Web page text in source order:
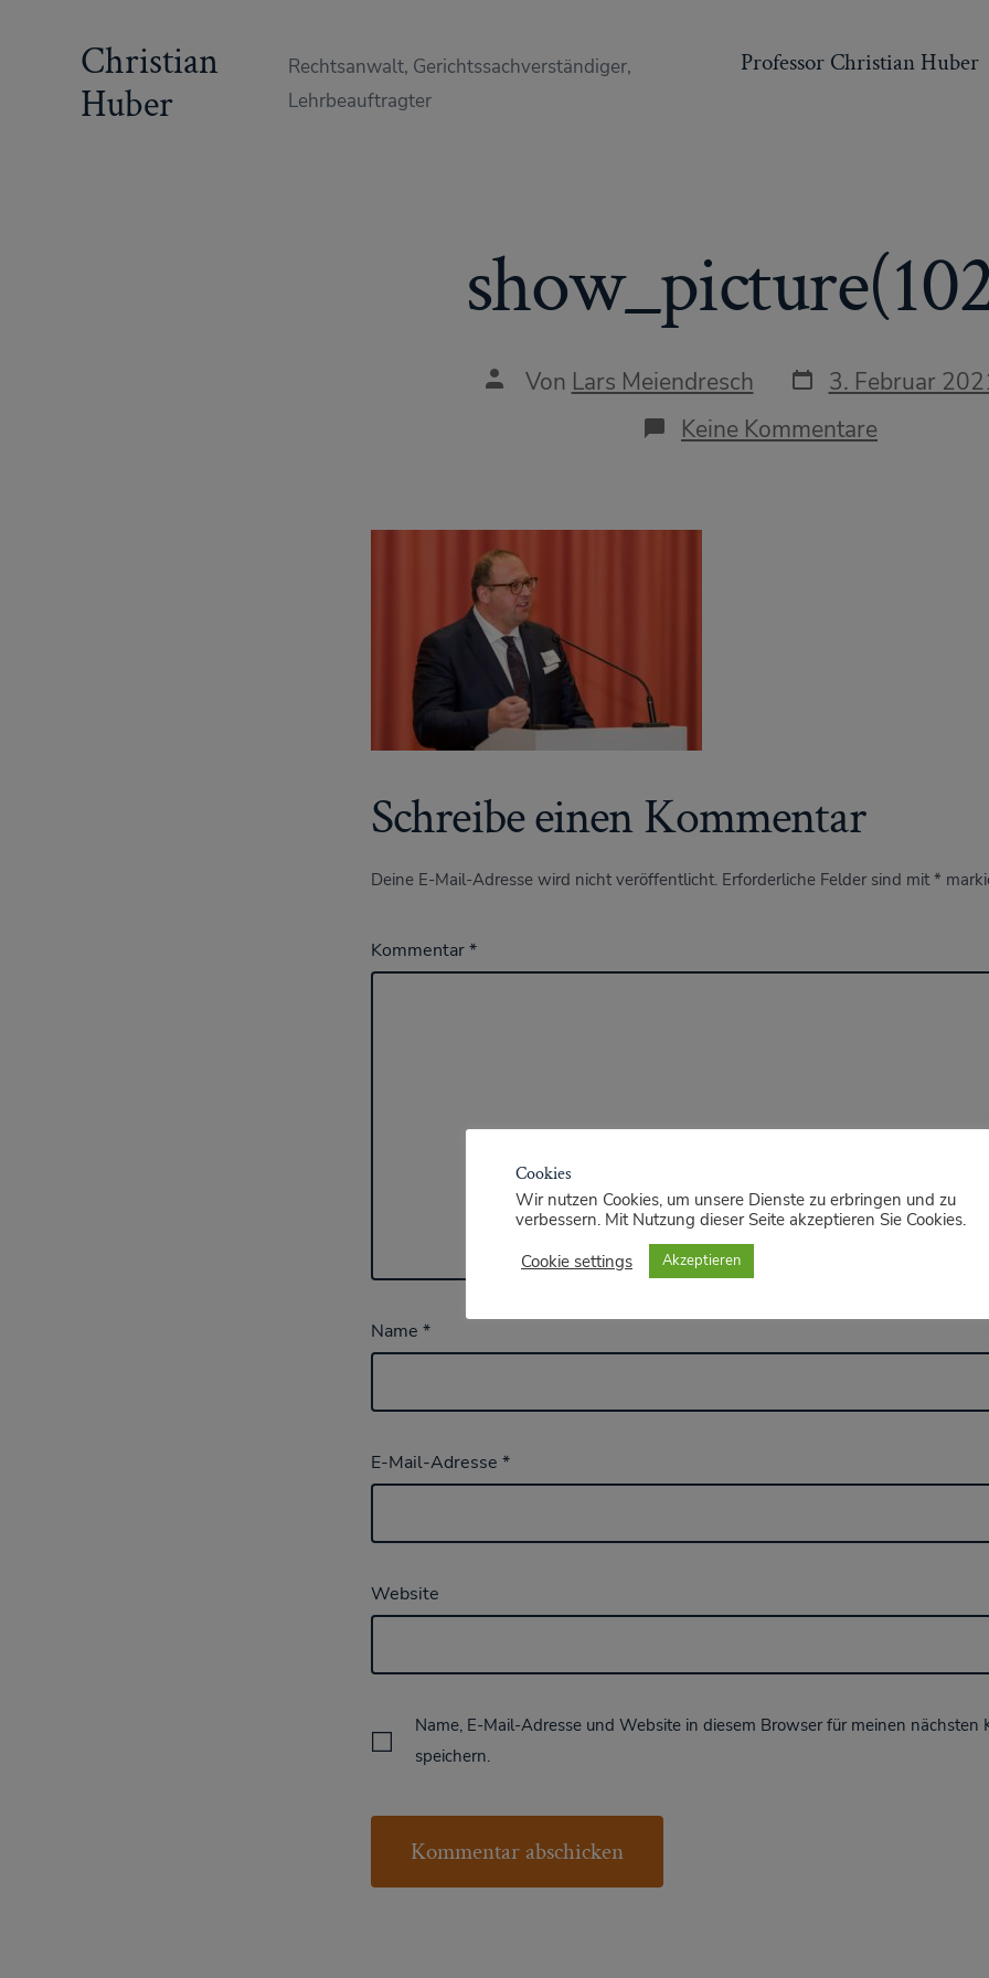
Christian
Huber
Rechtsanwalt, Gerichtssachverständiger,
Lehrbeauftragter
Professor Christian Huber
AutorVon Lars Meiendresch Datum
des
Beitrags
3. Februar
Keine Kommentare
Schreibe einen Kommentar
Deine E-Mail-Adresse wird nicht veröffentlicht. Erforderliche Felder sind mit *
Kommentar*
Name *
E-Mail-Adresse *
Website
Name, E-Mail-Adresse und Website in diesem Browser für meinen nächsten
speichern.
Cookies
Wir nutzen Cookies, um unsere Dienste zu erbringen und zu
verbessern. Mit Nutzung dieser Seite akzeptieren Sie Cookies.
Cookie settings
Akzeptieren